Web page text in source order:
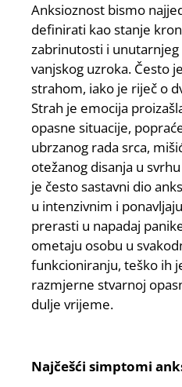
Anksioznost bismo
definirati kao stanje
zabrinutosti i
vanjskog uzroka. Često
strahom, iako je riječ o
Strah je emocija
opasne situacije,
ubrzanog rada srca,
otežanog disanja u
je često sastavni dio
u intenzivnim i
prerasti u napadaj
ometaju osobu u
funkcioniranju, teško ih
razmjerne stvarnoj
dulje vrijeme.
Najčešći simptomi